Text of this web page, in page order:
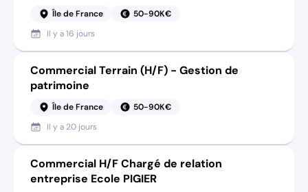
Île de France
50-90K€
Il y a16 jours
Commercial Terrain (H/F) - Gestion de
patrimoine
Île de France
50-90K€
Il y a 20 jours
Commercial H/F Chargé de relation
entreprise Ecole PIGIER